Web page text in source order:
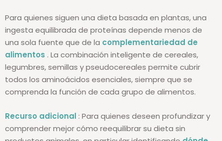
Para quienes siguen una dieta basada en plantas, una
ingesta equilibrada de proteínas depende menos de
una sola fuente que de la complementariedad de
alimentos . La combinación inteligente de cereales,
legumbres, semillas y pseudocereales permite cubrir
todos los aminoácidos esenciales, siempre que se
comprenda la función de cada grupo de alimentos.
Recurso adicional : Para quienes deseen profundizar y
comprender mejor cómo reequilibrar su dieta sin